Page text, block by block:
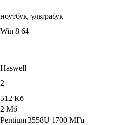
ноутбук, ультрабук
Win 8 64
Haswell
2
512 Кб
2 Мб
Pentium 3558U 1700 МГц